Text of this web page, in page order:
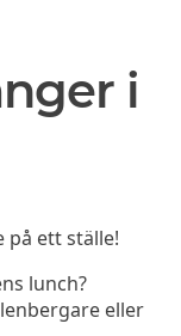
i
på ett ställe!
lunch?
eller